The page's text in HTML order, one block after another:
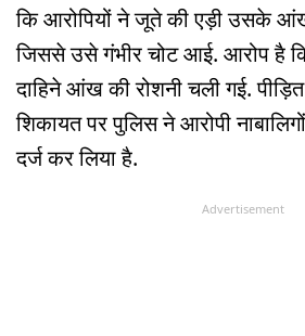
कि आरोपियों ने जूते की एड़ी उसके
जिससे उसे गंभीर चोट आई. आरोप है
दाहिने आंख की रोशनी चली गई.
शिकायत पर पुलिस ने आरोपी
दर्ज कर लिया है.
Advertisement